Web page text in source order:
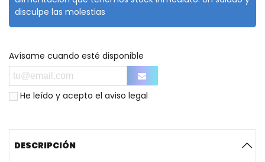
disculpe las molestias
Avísame cuando esté disponible
He leído y acepto el aviso legal
DESCRIPCIÓN